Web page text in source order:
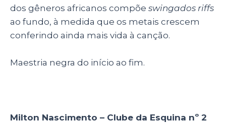
dos gêneros africanos compõe swingados riffs
ao fundo, à medida que os metais crescem
conferindo ainda mais vida à canção.
Maestria negra do início ao fim.
Milton Nascimento – Clube da Esquina nº 2